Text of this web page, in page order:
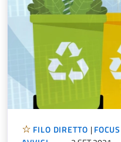
FILO DIRETTO |FOCUS